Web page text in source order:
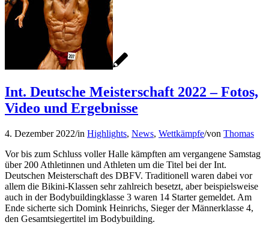
Int. Deutsche Meisterschaft 2022 – Fotos,
Video und Ergebnisse
4. Dezember 2022/in Highlights, News, Wettkämpfe/von Thomas
Vor bis zum Schluss voller Halle kämpften am vergangene Samstag
über 200 Athletinnen und Athleten um die Titel bei der Int.
Deutschen Meisterschaft des DBFV. Traditionell waren dabei vor
allem die Bikini-Klassen sehr zahlreich besetzt, aber beispielsweise
auch in der Bodybuildingklasse 3 waren 14 Starter gemeldet. Am
Ende sicherte sich Domink Heinrichs, Sieger der Männerklasse 4,
den Gesamtsiegertitel im Bodybuilding.